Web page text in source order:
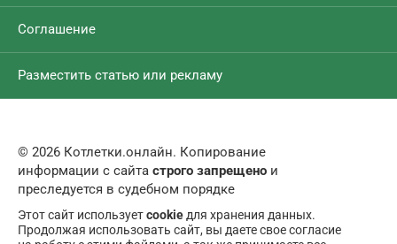
Соглашение
Разместить статью или рекламу
© 2026 Котлетки.онлайн. Копирование
информации с сайта строго запрещено и
преследуется в судебном порядке
Этот сайт используетcookie для хранения данных.
Продолжая использовать сайт, вы даете свое согласие